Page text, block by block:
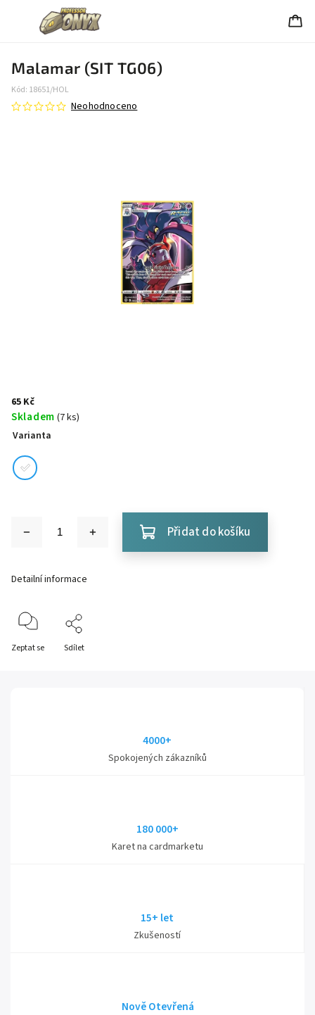
Malamar (SIT TG06)
Kód: 18651/HOL
Neohodnoceno
65 Kč
Skladem (7 ks)
Varianta
Přidat do košíku
Detailní informace
Zeptat se Sdílet
4000+
Spokojených zákazníků
180 000+
Karet na cardmarketu
15+ let
Zkušeností
Nově Otevřená